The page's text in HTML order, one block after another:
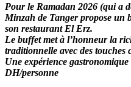
Pour le Ramadan 2026 (qui a
Minzah de Tanger propose un
son restaurant El Erz.
Le buffet met à l’honneur la
traditionnelle avec des touches
Une expérience
DH/personne